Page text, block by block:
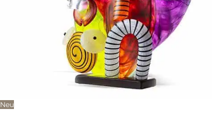
Neu